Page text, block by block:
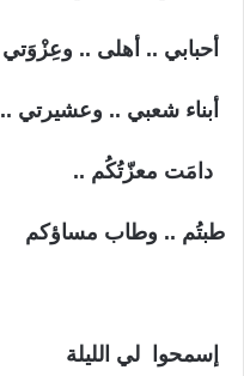
أحبابي .. أهلى .. وعِزْوَتي
أبناء شعبي .. وعشيرتي ..
دامَت معزّتُكُم ..
طبتُم .. وطاب مساؤكم
إسمحوا لي الليلة